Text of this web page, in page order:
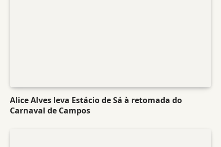
Alice Alves leva Estácio de Sá à retomada do
Carnaval de Campos